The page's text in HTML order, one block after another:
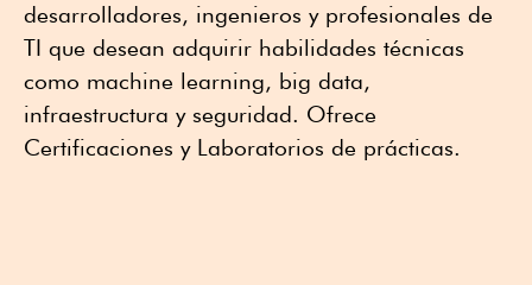
desarrolladores, ingenieros y profesionales de
TI que desean adquirir habilidades técnicas
como machine learning, big data,
infraestructura y seguridad. Ofrece
Certificaciones y Laboratorios de prácticas.